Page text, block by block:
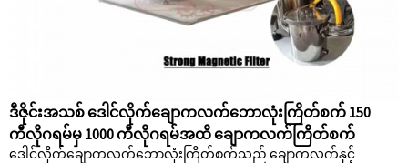
ဒီဇိုင်းအသစ် ဒေါင်လိုက်ချောကလက်ဘောလုံးကြိတ်စက် 150
ကီလိုဂရမ်မှ 1000 ကီလိုဂရမ်အထိ ချောကလက်ကြိတ်စက်
ဒေါင်လိုက်ချောကလက်ဘောလုံးကြိတ်စက်သည် ချောကလက်နှင့်